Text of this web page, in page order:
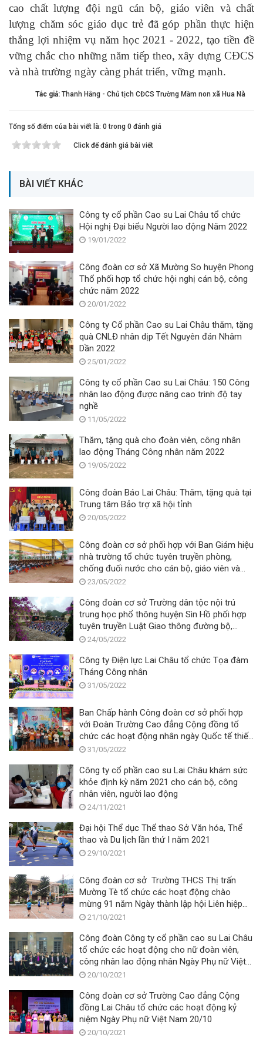
cao chất lượng đội ngũ cán bộ, giáo viên và chất
lượng chăm sóc giáo dục trẻ đã góp phần thực hiện
thắng lợi nhiệm vụ năm học 2021 - 2022, tạo tiền đề
vững chắc cho những năm tiếp theo, xây dựng CĐCS
và nhà trường ngày càng phát triển, vững mạnh.
Tác giả: Thanh Hằng - Chủ tịch CĐCS Trường Mầm non xã Hua Nà
Tổng số điểm của bài viết là: 0 trong 0 đánh giá
Click để đánh giá bài viết
BÀI VIẾT KHÁC
Công ty cổ phần Cao su Lai Châu tổ chức
Hội nghị Đại biểu Người lao động Năm 2022
19/01/2022
Công đoàn cơ sở Xã Mường So huyện Phong
Thổ phối hợp tổ chức hội nghị cán bộ, công
chức năm 2022
20/01/2022
Công ty Cổ phần Cao su Lai Châu thăm, tặng
quà CNLĐ nhân dịp Tết Nguyên đán Nhâm
Dần 2022
25/01/2022
Công ty cổ phần Cao su Lai Châu: 150 Công
nhân lao động được nâng cao trình độ tay
nghề
11/05/2022
Thăm, tặng quà cho đoàn viên, công nhân
lao động Tháng Công nhân năm 2022
19/05/2022
Công đoàn Báo Lai Châu: Thăm, tặng quà tại
Trung tâm Bảo trợ xã hội tỉnh
20/05/2022
Công đoàn cơ sở phối hợp với Ban Giám hiệu
nhà trường tổ chức tuyên truyền phòng,
chống đuối nước cho cán bộ, giáo viên và
học sinh
23/05/2022
Công đoàn cơ sở Trường dân tộc nội trú
trung học phổ thông huyện Sìn Hồ phối hợp
tuyên truyền Luật Giao thông đường bộ,
phòng chống Ma túy
24/05/2022
Công ty Điện lực Lai Châu tổ chức Tọa đàm
Tháng Công nhân
31/05/2022
Ban Chấp hành Công đoàn cơ sở phối hợp
với Đoàn Trường Cao đẳng Cộng đồng tổ
chức các hoạt động nhân ngày Quốc tế thiếu
nhi 01/6
31/05/2022
Công ty cổ phần cao su Lai Châu khám sức
khỏe định kỳ năm 2021 cho cán bộ, công
nhân viên, người lao động
24/11/2021
Đại hội Thể dục Thể thao Sở Văn hóa, Thể
thao và Du lịch lần thứ I năm 2021
29/10/2021
Công đoàn cơ sở Trường THCS Thị trấn
Mường Tè tổ chức các hoạt động chào
mừng 91 năm Ngày thành lập hội Liên hiệp
phụ nữ Việt Nam (20/10/1930 - 20/10/2021)
21/10/2021
Công đoàn Công ty cổ phần cao su Lai Châu
tổ chức các hoạt động cho nữ đoàn viên,
công nhân lao động nhân Ngày Phụ nữ Việt
Nam 20/10/2021
20/10/2021
Công đoàn cơ sở Trường Cao đẳng Cộng
đồng Lai Châu tổ chức các hoạt động kỷ
niệm Ngày Phụ nữ Việt Nam 20/10
20/10/2021